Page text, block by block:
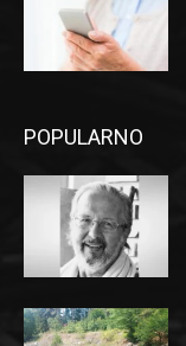
POPULARNO